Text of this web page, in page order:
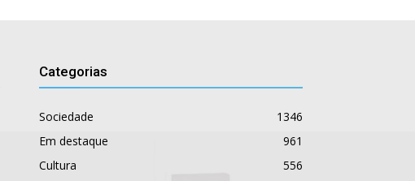
Categorias
Sociedade
1346
Em destaque
961
Cultura
556